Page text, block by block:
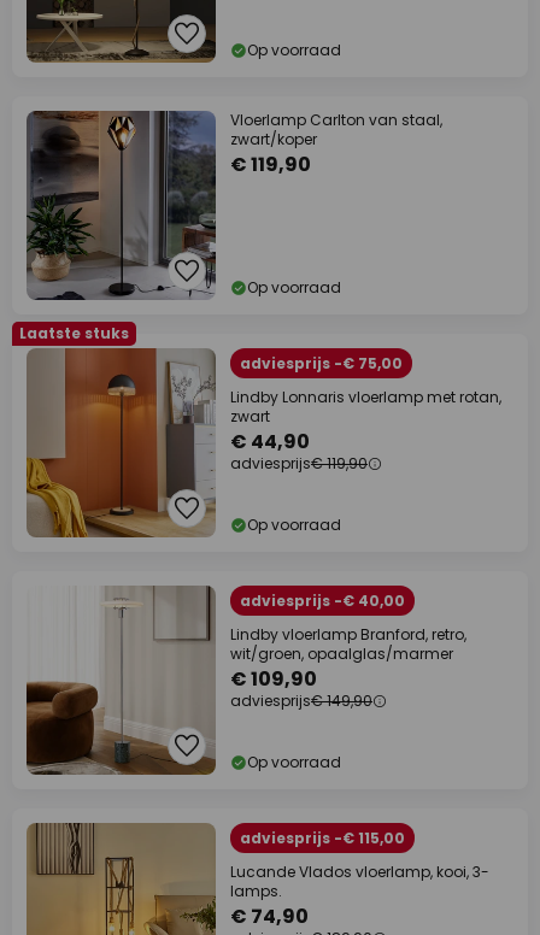
Op voorraad
Vloerlamp Carlton van staal,
zwart/koper
€ 119,90
Op voorraad
Laatste stuks
adviesprijs -€ 75,00
Lindby Lonnaris vloerlamp met rotan,
zwart
€ 44,90
adviesprijs€ 119,90
Op voorraad
adviesprijs -€ 40,00
Lindby vloerlamp Branford, retro,
wit/groen, opaalglas/marmer
€ 109,90
adviesprijs€ 149,90
Op voorraad
adviesprijs -€ 115,00
Lucande Vlados vloerlamp, kooi, 3-
lamps.
€ 74,90